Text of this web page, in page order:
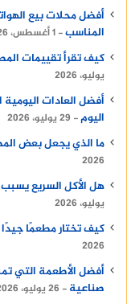
أفضل محلات بيع
المناسب 1 أغسطس، 2026
كيف تقرأ تقييمات
يوليو، 2026
أفضل العادات
اليوم
29 يوليو، 2026
ما الذي يجعل بعض
2026
هل الأكل السريع
يوليو، 2026
كيف تختار مطعمًا جيدًا
2026
أفضل الأطعمة التي
صناعية
26 يوليو، 2026